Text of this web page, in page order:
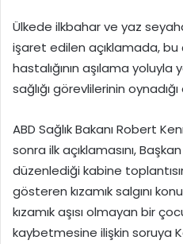
Ülkede ilkbahar ve yaz
işaret edilen açıklamada, bu
hastalığının aşılama yoluyla
sağlığı görevlilerinin
ABD Sağlık Bakanı Robert
sonra ilk açıklamasını,
düzenlediği kabine
gösteren kızamık salgını
kızamık aşısı olmayan bir
kaybetmesine ilişkin soruya